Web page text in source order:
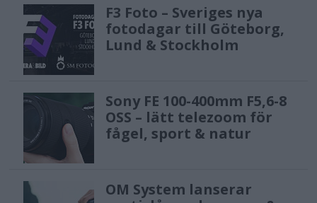
F3 Foto – Sveriges nya
fotodagar till Göteborg,
Lund & Stockholm
Sony FE 100-400mm F5,6-8
OSS – lätt telezoom för
fågel, sport & natur
OM System lanserar